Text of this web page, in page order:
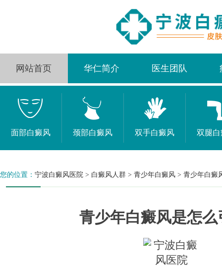
网站首页 华仁简介 医生团队
面部白癜风 颈部白癜风 双手白癜风 双腿
您的位置： 宁波白癜风医院 > 白癜风人群 > 青少年白癜风 > 青少年白癜
青少年白癜风是怎么